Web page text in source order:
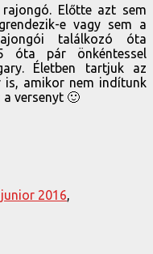
Előtte azt sem
e vagy sem a
találkozó óta
óta pár önkéntessel
Életben tartjuk az
is, amikor nem indítunk
versenyt 🙂
junior 2016